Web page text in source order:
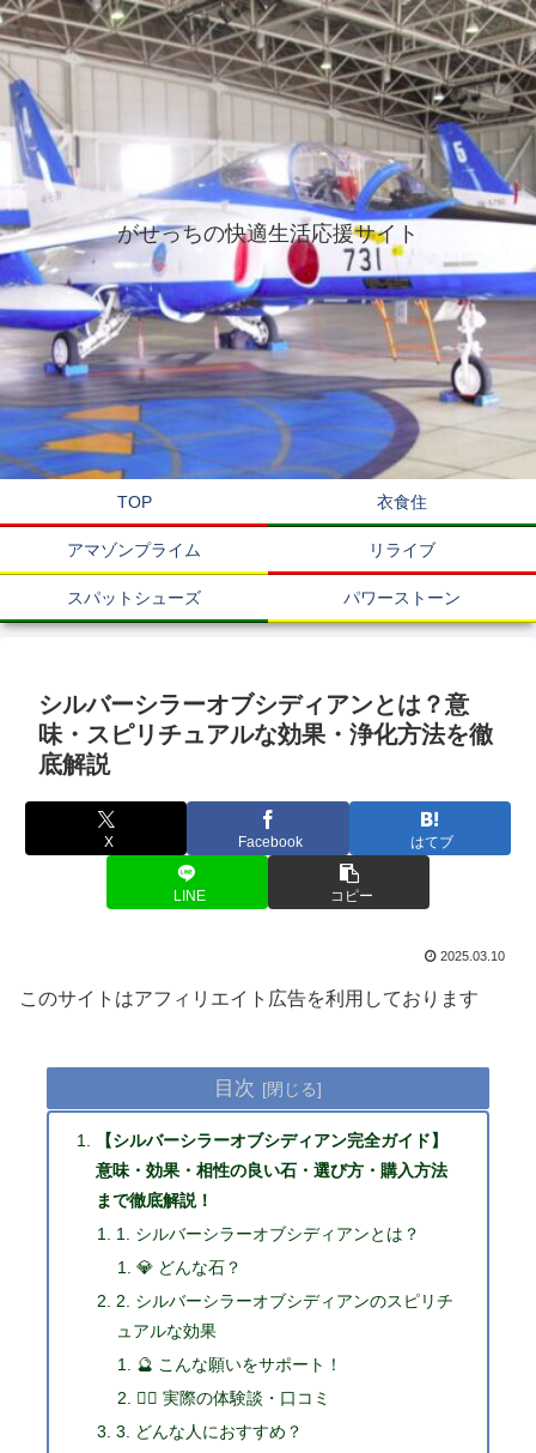
がせっちの快適生活応援サイト
TOP 衣食住
アマゾンプライム リライブ
スパットシューズ パワーストーン
シルバーシラーオブシディアンとは？意
味・スピリチュアルな効果・浄化方法を徹
底解説
X Facebook はてブ
LINE コピー
2025.03.10
このサイトはアフィリエイト広告を利用しております
目次
【シルバーシラーオブシディアン完全ガイド】
意味・効果・相性の良い石・選び方・購入方法
まで徹底解説！
1. シルバーシラーオブシディアンとは？
💎 どんな石？
2. シルバーシラーオブシディアンのスピリチ
ュアルな効果
🔮 こんな願いをサポート！
🧘‍♂️ 実際の体験談・口コミ
3. どんな人におすすめ？